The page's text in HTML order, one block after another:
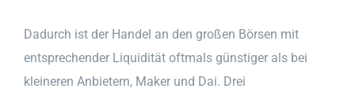
Dadurch ist der Handel an den großen Börsen mit
entsprechender Liquidität oftmals günstiger als bei
kleineren Anbietern, Maker und Dai. Drei